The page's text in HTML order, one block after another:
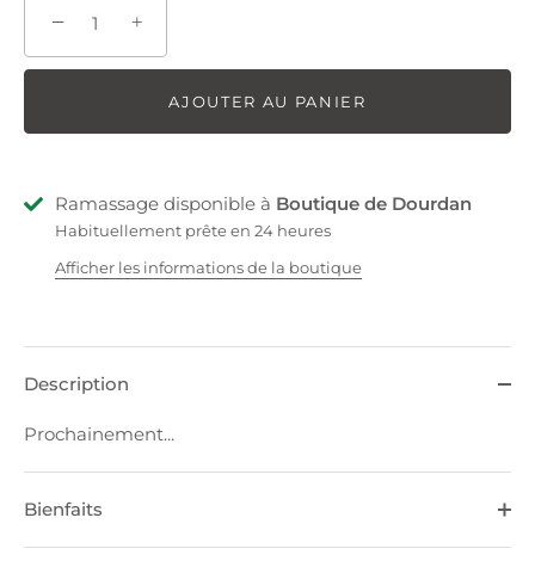
− +
AJOUTER AU PANIER
Ramassage disponible à Boutique de Dourdan
Habituellement prête en 24 heures
Afficher les informations de la boutique
Description
Prochainement...
Bienfaits